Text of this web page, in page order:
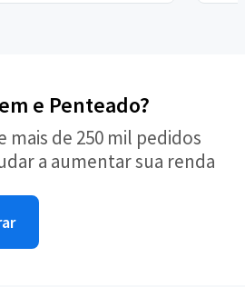
e Penteado?
mais de 250 mil pedidos
a aumentar sua renda